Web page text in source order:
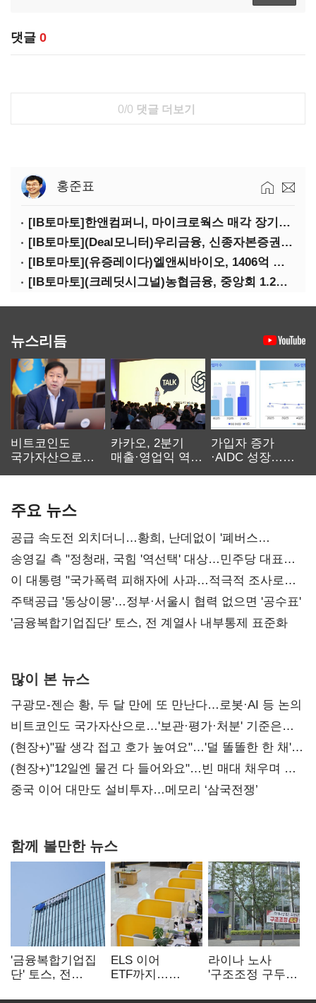
댓글 0
0/0 댓글 더보기
홍준표
[IB토마토]한앤컴퍼니, 마이크로웍스 매각 장기화 대비…배당 회수판 깔았다
[IB토마토](Deal모니터)우리금융, 신종자본증권 발행했지만 차환금리 '부담'
[IB토마토](유증레이다)엘앤씨바이오, 1406억 유증…최대주주는 절반만 청약
[IB토마토](크레딧시그널)농협금융, 중앙회 1.2조 지원받아 생산적금융 확대
뉴스리듬
비트코인도
국가자산으로…'
카카오, 2분기
매출·영업익 역대
가입자 증가
·AIDC 성장…
주요 뉴스
공급 속도전 외치더니…황희, 난데없이 '폐버스
리모델링' 제안
송영길 측 "정청래, 국힘 '역선택' 대상…민주당 대표로
총선 지휘 못해"
이 대통령 "국가폭력 피해자에 사과…적극적 조사로
진실 밝혀야"
주택공급 '동상이몽'…정부·서울시 협력 없으면 '공수표'
'금융복합기업집단' 토스, 전 계열사 내부통제 표준화
많이 본 뉴스
구광모-젠슨 황, 두 달 만에 또 만난다…로봇·AI 등 논의
비트코인도 국가자산으로…'보관·평가·처분' 기준은
숙제
(현장+)"팔 생각 접고 호가 높여요"…'덜 똘똘한 한 채'
20억 키맞추기
(현장+)"12일엔 물건 다 들어와요"…빈 매대 채우며 문
연 홈플러스
중국 이어 대만도 설비투자…메모리 ‘삼국전쟁’
함께 볼만한 뉴스
'금융복합기업집
단' 토스, 전
ELS 이어
ETF까지…
라이나 노사
'구조조정 구두